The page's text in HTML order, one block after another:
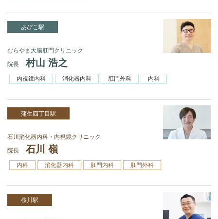
あびこ駅
むらやま大腸肛門クリニック
院長
村山 浩之
内視鏡内科 消化器内科 肛門外科 内科
蒲生四丁目駅
石川消化器内科・内視鏡クリニック
院長
石川 嶺
内科 消化器内科 肛門内科 肛門外科
桜川駅